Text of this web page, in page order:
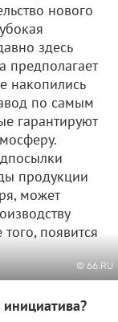
нового
здесь
предполагает
накопились
по самым
гарантируют
продукции
может
появится
© 66.RU
инициатива?